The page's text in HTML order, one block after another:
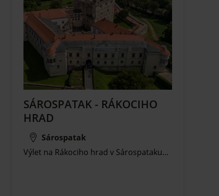
SÁROSPATAK - RÁKOCIHO
HRAD
Sárospatak
Výlet na Rákociho hrad v Sárospataku…